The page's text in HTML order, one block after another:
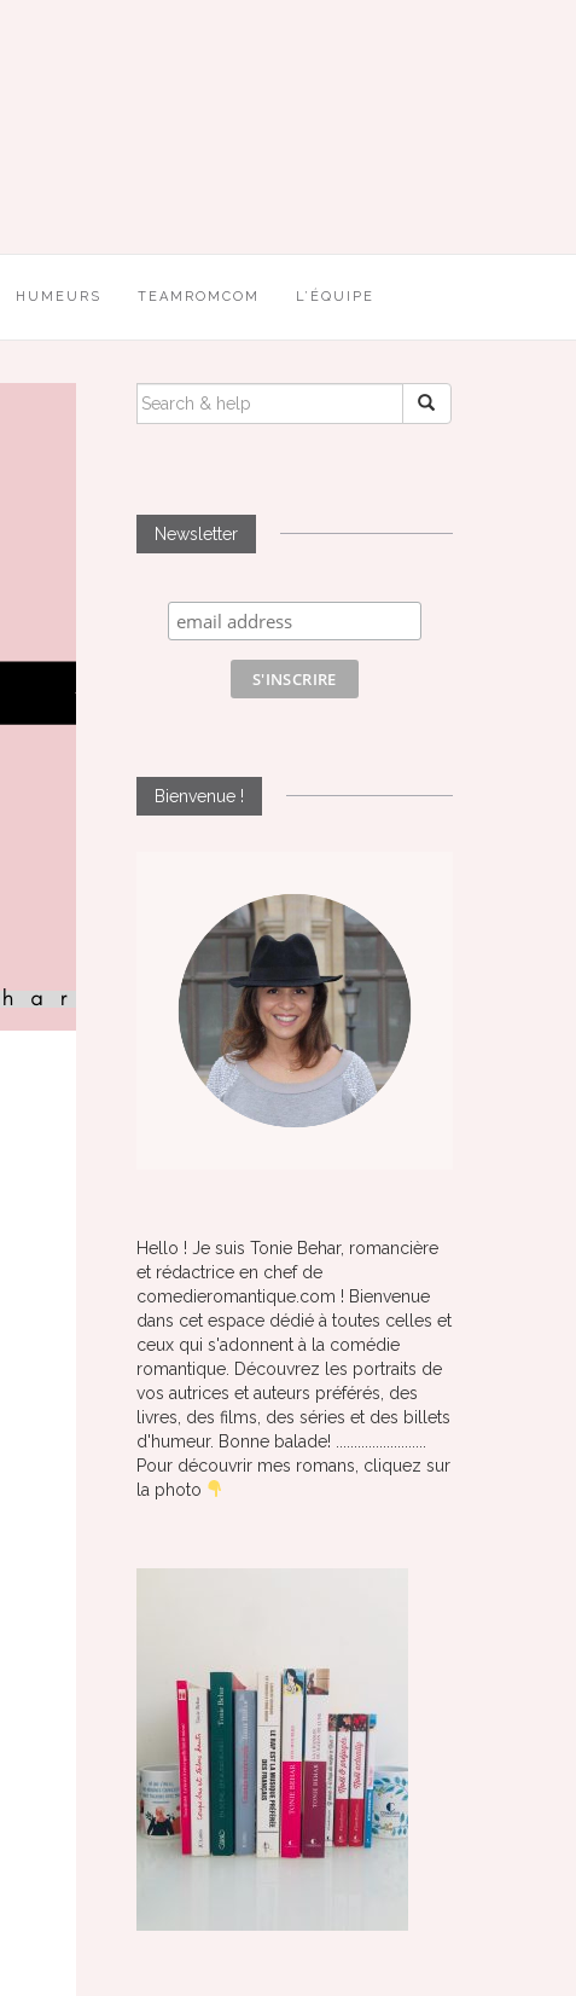
HUMEURS TEAMROMCOM L’ÉQUIPE
SEARCH
FOR:
Newsletter
Bienvenue !
Hello ! Je suis Tonie Behar, romancière
et rédactrice en chef de
comedieromantique.com ! Bienvenue
dans cet espace dédié à toutes celles et
ceux qui s'adonnent à la comédie
romantique. Découvrez les portraits de
vos autrices et auteurs préférés, des
livres, des films, des séries et des billets
d'humeur. Bonne balade! .........................
Pour découvrir mes romans, cliquez sur
la photo